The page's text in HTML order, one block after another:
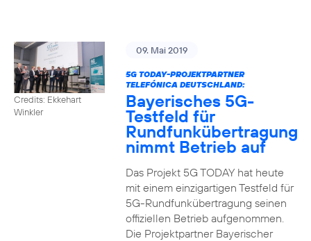
Credits: Ekkehart
Winkler
09. Mai 2019
5G TODAY-PROJEKTPARTNER
TELEFÓNICA DEUTSCHLAND:
Bayerisches 5G-
Testfeld für
Rundfunkübertragung
nimmt Betrieb auf
Das Projekt 5G TODAY hat heute
mit einem einzigartigen Testfeld für
5G-Rundfunkübertragung seinen
offiziellen Betrieb aufgenommen.
Die Projektpartner Bayerischer